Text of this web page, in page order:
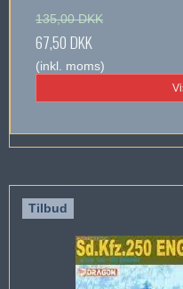
135,00 DKK
67,50 DKK
(inkl. moms)
Tilbud